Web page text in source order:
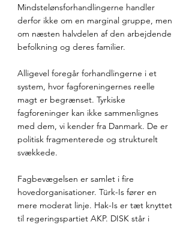
Mindstelønsforhandlingerne handler
derfor ikke om en marginal gruppe, men
om næsten halvdelen af den arbejdende
befolkning og deres familier.
Alligevel foregår forhandlingerne i et
system, hvor fagforeningernes reelle
magt er begrænset. Tyrkiske
fagforeninger kan ikke sammenlignes
med dem, vi kender fra Danmark. De er
politisk fragmenterede og strukturelt
svækkede.
Fagbevægelsen er samlet i fire
hovedorganisationer. Türk-Is fører en
mere moderat linje. Hak-Is er tæt knyttet
til regeringspartiet AKP. DISK står i